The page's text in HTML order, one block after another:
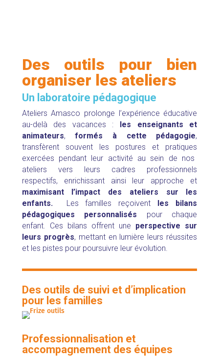
Des outils pour bien
organiser les ateliers
Un laboratoire pédagogique
Ateliers Amasco prolonge l’expérience éducative
au-delà des vacances :
es enseignants et
animateurs,formés à cette pédagogie,
transfèrent souvent les postures et pratiques
exercées pendant leur activité au sein de nos
ateliers vers leurs cadres professionnels
respectifs, enrichissant ainsi leur approche et
maximisant l’impact des ateliers sur les
enfants.
Les familles reçoivent
les bilans
pédagogiques personnalisés pour chaque
enfant. Ces bilans offrent une perspective sur
leurs progrès, mettant en lumière leurs réussites
et les pistes pour poursuivre leur évolution.
Des outils de suivi et d’implication
pour les familles
Professionnalisation et
accompagnement des équipes